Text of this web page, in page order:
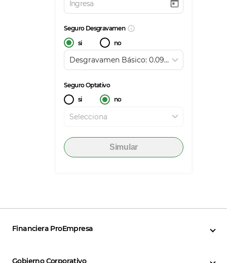
Seguro Desgravamen
si
no
Desgravamen Básico: 0.095%
Seguro Optativo
si
no
Selecciona
Simular
Financiera ProEmpresa
Gobierno Corporativo